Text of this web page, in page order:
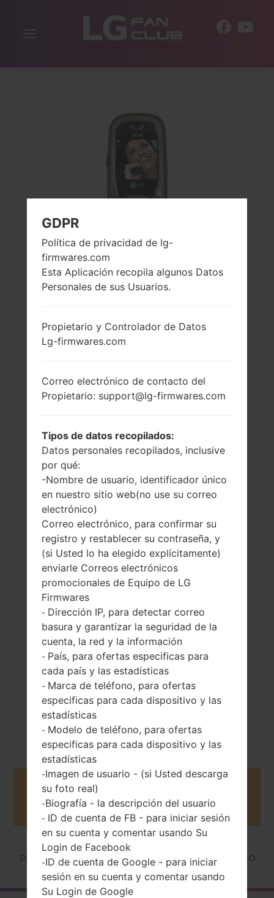
Alternar
(LGB2050GO) DE LA
1.5 pulgadas
(~15.7% relación
pantalla-cuerpo)
128 x 128 píxeles
(~121 densidad de
píxeles por
pulgada)
72 gramos (2.54
Extraíble Li-Ion
780 mAh
-
Unknown
Buy accessories on Amazon
Página principal → Serie →LG Others →LGB2050GO
GDPR
Política de privacidad de lg-
firmwares.com
Esta Aplicación recopila algunos Datos
Personales de sus Usuarios.
Propietario y Controlador de Datos
Lg-firmwares.com
Correo electrónico de contacto del
Propietario: support@lg-firmwares.com
Tipos de datos recopilados:
Datos personales recopilados, inclusive
por qué:
-Nombre de usuario, identificador único
en nuestro sitio web(no use su correo
electrónico)
Correo electrónico, para confirmar su
registro y restablecer su contraseña, y
(si Usted lo ha elegido explícitamente)
enviarle Correos electrónicos
promocionales de Equipo de LG
Firmwares
- Dirección IP, para detectar correo
basura y garantizar la seguridad de la
cuenta, la red y la información
- País, para ofertas especificas para
cada país y las estadísticas
- Marca de teléfono, para ofertas
especificas para cada dispositivo y las
estadísticas
- Modelo de teléfono, para ofertas
especificas para cada dispositivo y las
estadísticas
-Imagen de usuario - (si Usted descarga
su foto real)
-Biografía - la descripción del usuario
- ID de cuenta de FB - para iniciar sesión
en su cuenta y comentar usando Su
Login de Facebook
-ID de cuenta de Google - para iniciar
sesión en su cuenta y comentar usando
Su Login de Google